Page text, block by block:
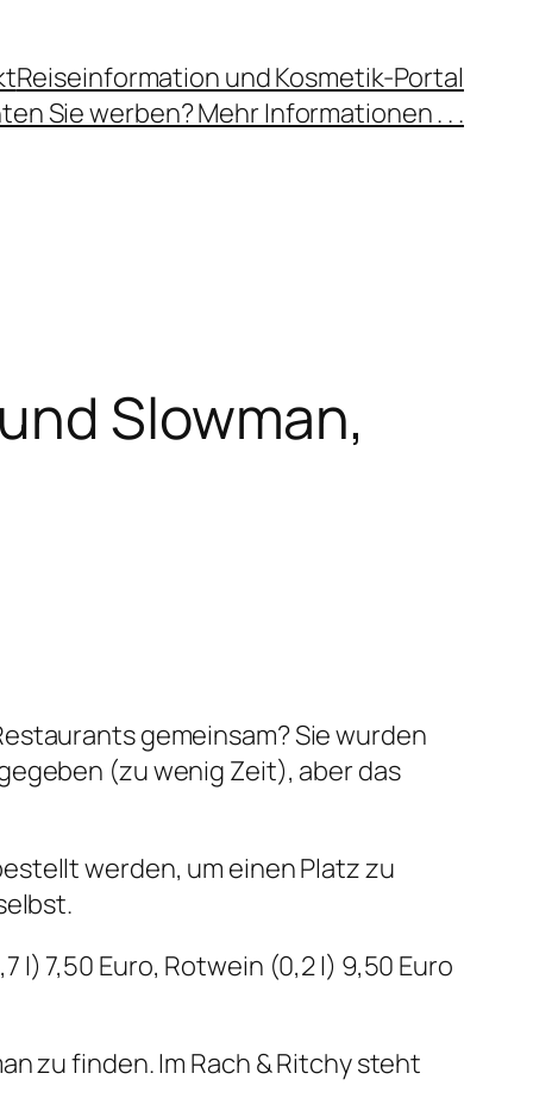
Reiseinformation und Kosmetik-Portal
Sie werben? Mehr Informationen . . .
Slowman,
gemeinsam? Sie wurden
(zu wenig Zeit), aber das
werden, um einen Platz zu
l) 7,50 Euro, Rotwein (0,2 l) 9,50 Euro
zu finden. Im Rach & Ritchy steht